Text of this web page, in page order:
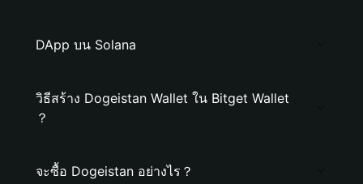
DApp บน Solana
วิธีสร้าง Dogeistan Wallet ใน Bitget Wallet
？
จะซื้อ Dogeistan อย่างไร？